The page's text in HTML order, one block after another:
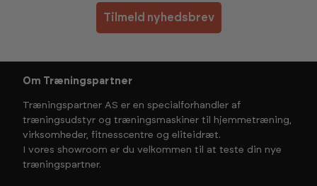
Tilmeld nyhedsbrev
Om Træningspartner
Træningspartner AS er en specialforhandler af
træningsudstyr og træningsmaskiner til hjemmetræning,
virksomheder, fitnesscentre og eliteidræt.
I vores showroom er du velkommen til at teste din nye
træningspartner.